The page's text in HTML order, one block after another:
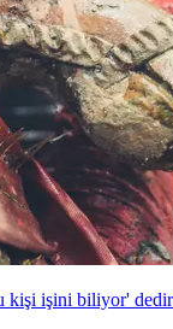
kişi işini biliyor'